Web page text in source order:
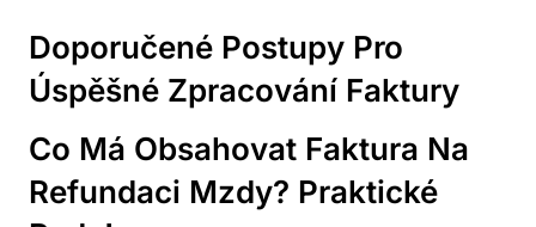
Doporučené Postupy Pro
Úspěšné Zpracování Faktury
Co Má Obsahovat Faktura Na
Refundaci Mzdy? Praktické